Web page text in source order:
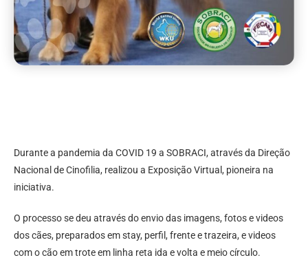
Durante a pandemia da COVID 19 a SOBRACI, através da Direção
Nacional de Cinofilia, realizou a Exposição Virtual, pioneira na
iniciativa.
O processo se deu através do envio das imagens, fotos e videos
dos cães, preparados em stay, perfil, frente e trazeira, e videos
com o cão em trote em linha reta ida e volta e meio círculo.